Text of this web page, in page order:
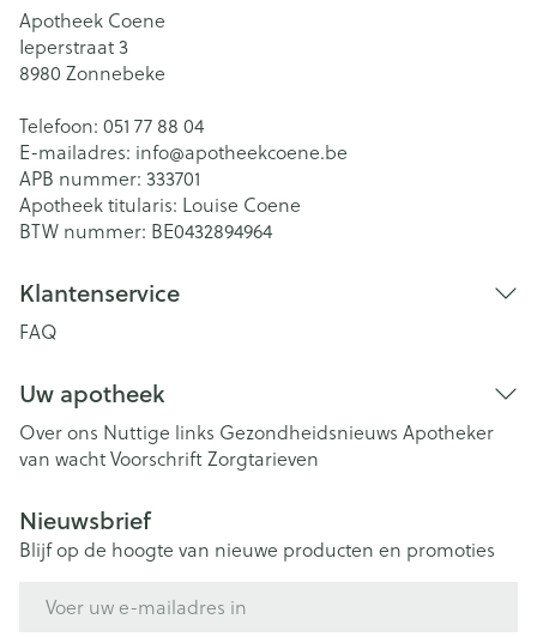
Apotheek Coene
Ieperstraat 3
8980 Zonnebeke
Telefoon: 051 77 88 04
E-mailadres: info@apotheekcoene.be
APB nummer: 333701
Apotheek titularis: Louise Coene
BTW nummer: BE0432894964
Klantenservice
FAQ
Uw apotheek
Over ons Nuttige links Gezondheidsnieuws Apotheker
van wachtVoorschriftZorgtarieven
Nieuwsbrief
Blijf op de hoogte van nieuwe producten en promoties